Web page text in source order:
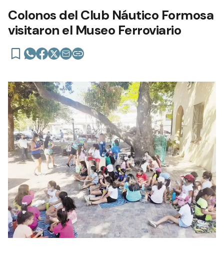
Colonos del Club Náutico Formosa
visitaron el Museo Ferroviario